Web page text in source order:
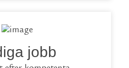
jobb